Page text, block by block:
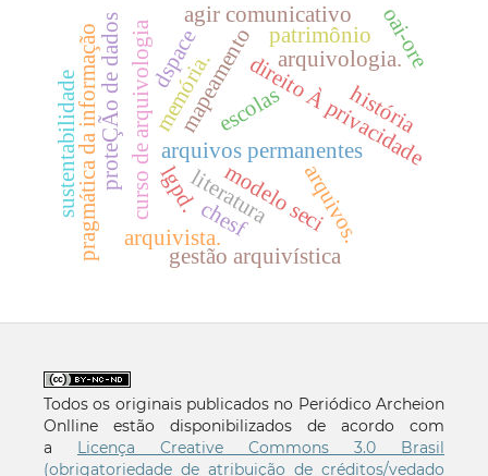
curso de arquivologia arquivos permanentes
proteÇÃo de dados direito À privacidade
lgpd.
mapeamento
literatura
arquivista.
arquivologia.
memória.
pragmática da informação escolas
sustentabilidade modelo seci
agir comunicativo
arquivos.
chesf
história
patrimônio
gestão arquivística
dspace oai-ore
Todos os originais publicados no Periódico Archeion
Onlline estão disponibilizados de acordo com
a Licença Creative Commons 3.0 Brasil
(obrigatoriedade de atribuição de créditos/vedado